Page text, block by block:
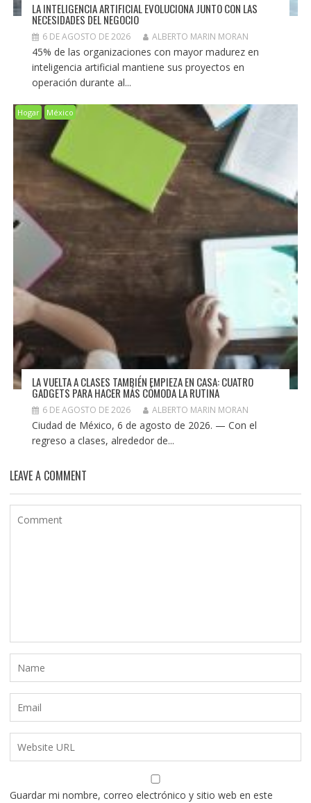
LA INTELIGENCIA ARTIFICIAL EVOLUCIONA JUNTO CON LAS
NECESIDADES DEL NEGOCIO
6 DE AGOSTO DE 2026 ALBERTO MARIN MORAN
45% de las organizaciones con mayor madurez en
inteligencia artificial mantiene sus proyectos en
operación durante al...
Hogar México
LA VUELTA A CLASES TAMBIÉN EMPIEZA EN CASA: CUATRO
GADGETS PARA HACER MÁS CÓMODA LA RUTINA
6 DE AGOSTO DE 2026 ALBERTO MARIN MORAN
Ciudad de México, 6 de agosto de 2026. — Con el
regreso a clases, alrededor de...
LEAVE A COMMENT
Guardar mi nombre, correo electrónico y sitio web en este